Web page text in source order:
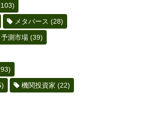
メタバース (28)
予測市場 (39)
機関投資家 (22)